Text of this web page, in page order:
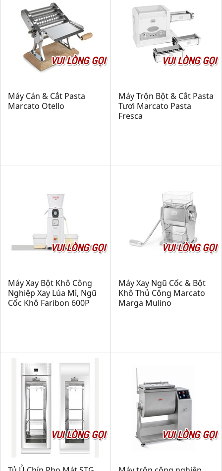
VUI LÒNG GỌI
Máy Cán & Cắt Pasta
Marcato Otello
VUI LÒNG GỌI
Máy Trộn Bột & Cắt Pasta
Tươi Marcato Pasta
Fresca
VUI LÒNG GỌI
Máy Xay Bột Khô Công
Nghiệp Xay Lúa Mì, Ngũ
Cốc Khô Faribon 600P
VUI LÒNG GỌI
Máy Xay Ngũ Cốc & Bột
Khô Thủ Công Marcato
Marga Mulino
VUI LÒNG GỌI VUI LÒNG GỌI